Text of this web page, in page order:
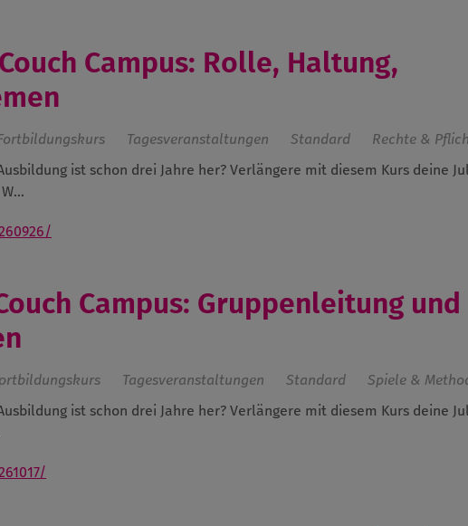
Campus: Rolle, Haltung,
Tagesveranstaltungen Standard
Rechte &
ist schon drei Jahre her? Verlängere mit diesem Kurs deine
W...
Campus: Gruppenleitung und
Tagesveranstaltungen Standard
Spiele &
ist schon drei Jahre her? Verlängere mit diesem Kurs deine